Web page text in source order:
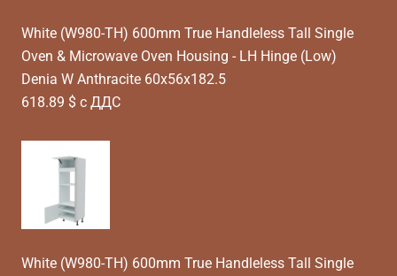
White (W980-TH) 600mm True Handleless Tall Single
Oven & Microwave Oven Housing - LH Hinge (Low)
Denia W Anthracite 60x56x182.5
618.89 $ с ДДС
White (W980-TH) 600mm True Handleless Tall Single